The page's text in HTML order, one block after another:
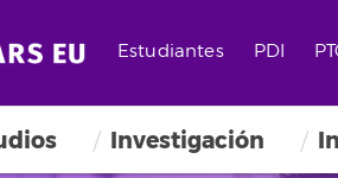
Estudiantes PDI
Investigación